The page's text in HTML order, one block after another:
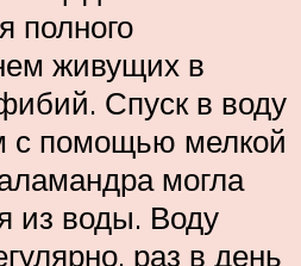
полного
живущих в
Спуск в воду
с помощью мелкой
могла
из воды. Воду
раз в день